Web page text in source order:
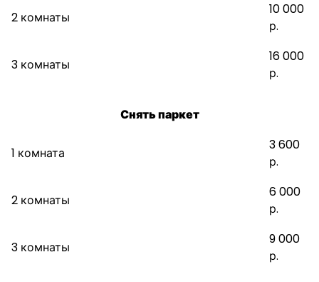
2 комнаты
10 000
р.
3 комнаты
16 000
р.
Снять паркет
1 комната
3 600
р.
2 комнаты
6 000
р.
3 комнаты
9 000
р.